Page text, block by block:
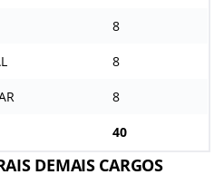
8
8
8
40
DEMAIS CARGOS